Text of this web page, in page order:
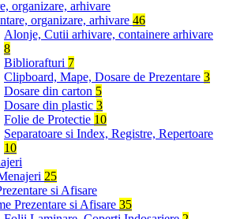
organizare, arhivare 46
Alonje, Cutii arhivare, containere arhivare
8
Bibliorafturi 7
Clipboard, Mape, Dosare de Prezentare 3
Dosare din carton 5
Dosare din plastic 3
Folie de Protectie 10
Separatoare si Index, Registre, Repertoare
10
25
Prezentare si Afisare 35